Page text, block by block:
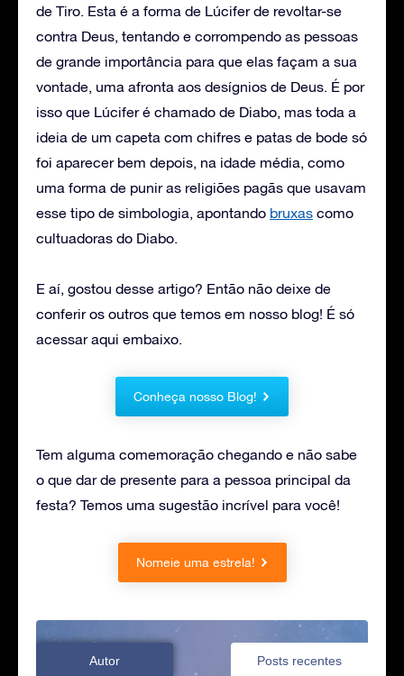
de Tiro. Esta é a forma de Lúcifer de revoltar-se
contra Deus, tentando e corrompendo as pessoas
de grande importância para que elas façam a sua
vontade, uma afronta aos desígnios de Deus. É por
isso que Lúcifer é chamado de Diabo, mas toda a
ideia de um capeta com chifres e patas de bode só
foi aparecer bem depois, na idade média, como
uma forma de punir as religiões pagãs que usavam
esse tipo de simbologia, apontando bruxas como
cultuadoras do Diabo.
E aí, gostou desse artigo? Então não deixe de
conferir os outros que temos em nosso blog! É só
acessar aqui embaixo.
Conheça nosso Blog!
Tem alguma comemoração chegando e não sabe
o que dar de presente para a pessoa principal da
festa? Temos uma sugestão incrível para você!
Nomeie uma estrela!
Autor Posts recentes